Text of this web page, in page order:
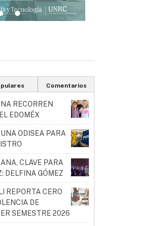
Comentarios
RECORREN
EDOMÉX
ODISEA PARA
CLAVE PARA
DELFINA GÓMEZ
REPORTA CERO
DE
SEMESTRE 2026